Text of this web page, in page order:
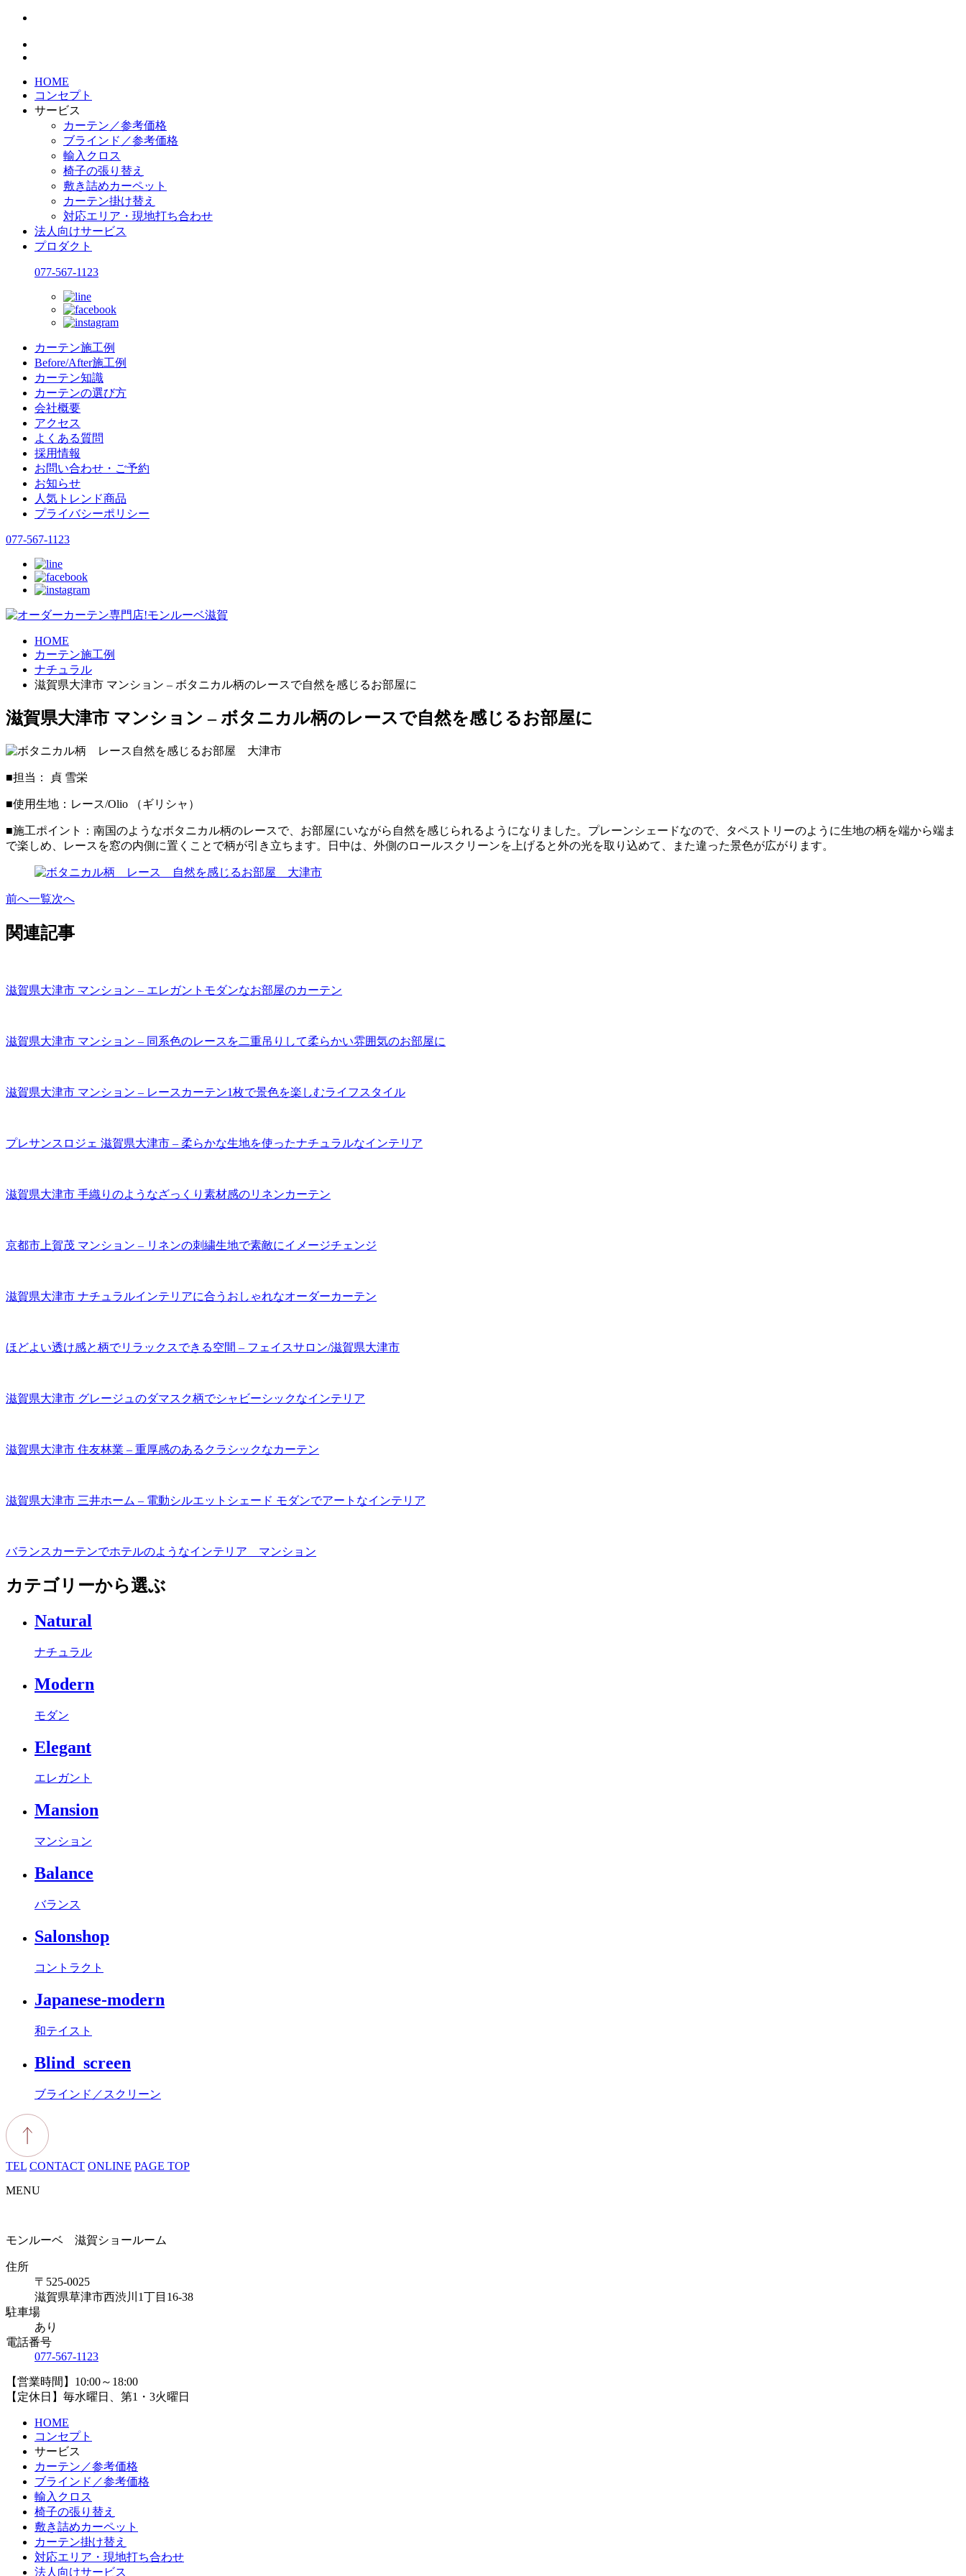
HOME
コンセプト
サービス
カーテン／参考価格
ブラインド／参考価格
輸入クロス
椅子の張り替え
敷き詰めカーペット
カーテン掛け替え
対応エリア・現地打ち合わせ
法人向けサービス
プロダクト
077-567-1123
カーテン施工例
Before/After施工例
カーテン知識
カーテンの選び方
会社概要
アクセス
よくある質問
採用情報
お問い合わせ・ご予約
お知らせ
人気トレンド商品
プライバシーポリシー
077-567-1123
HOME
カーテン施工例
ナチュラル
滋賀県大津市 マンション – ボタニカル柄のレースで自然を感じるお部屋に
滋賀県大津市 マンション – ボタニカル柄のレースで自然を感じるお部屋に
■担当： 貞 雪栄
■使用生地：レース/Olio （ギリシャ）
■施工ポイント：南国のようなボタニカル柄のレースで、お部屋にいながら自然を感じられるようになりました。プレーンシェードなので、タペストリーのように生地の柄を端から端ま
で楽しめ、レースを窓の内側に置くことで柄が引き立ちます。日中は、外側のロールスクリーンを上げると外の光を取り込めて、また違った景色が広がります。
前へ一覧次へ
関連記事
滋賀県大津市 マンション – エレガントモダンなお部屋のカーテン
滋賀県大津市 マンション – 同系色のレースを二重吊りして柔らかい雰囲気のお部屋に
滋賀県大津市 マンション – レースカーテン1枚で景色を楽しむライフスタイル
プレサンスロジェ 滋賀県大津市 – 柔らかな生地を使ったナチュラルなインテリア
滋賀県大津市 手織りのようなざっくり素材感のリネンカーテン
京都市上賀茂 マンション – リネンの刺繍生地で素敵にイメージチェンジ
滋賀県大津市 ナチュラルインテリアに合うおしゃれなオーダーカーテン
ほどよい透け感と柄でリラックスできる空間 – フェイスサロン/滋賀県大津市
滋賀県大津市 グレージュのダマスク柄でシャビーシックなインテリア
滋賀県大津市 住友林業 – 重厚感のあるクラシックなカーテン
滋賀県大津市 三井ホーム – 電動シルエットシェード モダンでアートなインテリア
バランスカーテンでホテルのようなインテリア マンション
カテゴリーから選ぶ
Natural
ナチュラル
Modern
モダン
Elegant
エレガント
Mansion
マンション
Balance
バランス
Salonshop
コントラクト
Japanese-modern
和テイスト
Blind_screen
ブラインド／スクリーン
TEL CONTACT ONLINE PAGE TOP
MENU
モンルーベ 滋賀ショールーム
住所
〒525-0025
滋賀県草津市西渋川1丁目16-38
駐車場
あり
電話番号
077-567-1123
【営業時間】10:00～18:00
【定休日】毎水曜日、第1・3火曜日
HOME
コンセプト
サービス
カーテン／参考価格
ブラインド／参考価格
輸入クロス
椅子の張り替え
敷き詰めカーペット
カーテン掛け替え
対応エリア・現地打ち合わせ
法人向けサービス